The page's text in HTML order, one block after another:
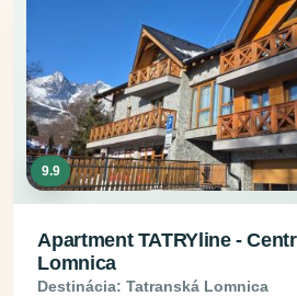
9.9
Apartment TATRYline -
Lomnica
Destinácia: Tatranská Lomnica